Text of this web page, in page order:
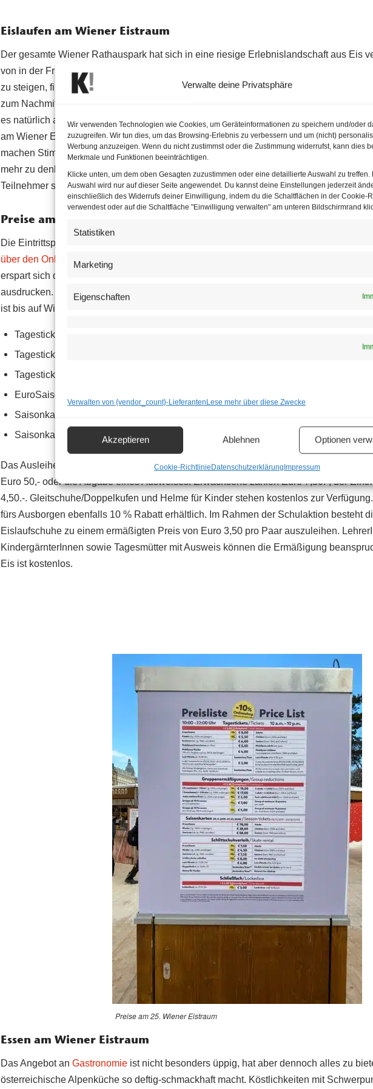
Verwalte deine Privatsphäre
Wir verwenden Technologien wie Cookies, um Geräteinformationen zu speichern und/oder
zuzugreifen. Wir tun dies, um das Browsing-Erlebnis zu verbessern und um (nicht)
Werbung anzuzeigen. Wenn du nicht zustimmst oder die Zustimmung widerrufst, kann dies
Merkmale und Funktionen beeinträchtigen.
Klicke unten, um dem oben Gesagten zuzustimmen oder eine detaillierte Auswahl zu treffen.
Auswahl wird nur auf dieser Seite angewendet. Du kannst deine Einstellungen jederzeit
einschließlich des Widerrufs deiner Einwilligung, indem du die Schaltflächen in der Cookie-
verwendest oder auf die Schaltfläche "Einwilligung verwalten" am unteren Bildschirmrand
Statistiken
Marketing
Eigenschaften
Verwalten von {vendor_count}-LieferantenLese mehr über diese Zwecke
Akzeptieren Ablehnen Optionen
Cookie-RichtlinieDatenschutzerklärungImpressum
Eislaufen am Wiener Eistraum
Der gesamte Wiener Rathauspark hat sich in eine riesige Erlebnislandschaft aus Eis
von in der Früh bis in den späten Abend vielfältige Aktivitäten. Wer Zeit hat am
zu steigen, findet unter der Woche meistens viel Platz vor und kann sportlich durch
zum Nachmittag sind besonders viele Kinder aus Schulen, Horte und Kindergärten
es natürlich aufzupassen gilt. Kaum ist Dunkelheit über die Stadt hereingebrochen,
am Wiener Eistraum. Das Farbenspiel der Scheinwerfer und die klasse Musikauswahl
machen Stimmung am Platz. An schnelles Eislaufen oder Kunstfiguren drehen, ist in
mehr zu denken. Darauf achten auch die vielen Ordner in den gelben Westen, die auf
Teilnehmer schauen.
Preise am Wiener Eistraum
Die Eintrittspreise für den Besuch am Wiener Eistraum sind wie gewohnt gestaffelt.
über den Online-Shop
wird ein Rabatt von 10 % gewährt. Wer mit einem Ticket-Beleg
erspart sich das Anstellen an der Kassa und kann die Eintrittskarte an einem von
ausdrucken. Außerdem gelten Gruppenermäßigungen und Spartarife für Kinder und
ist bis auf Widerruf gültig (ohne Gewähr):
Tagesticket Erwachsene: Euro 8.-
Tagesticket Kinder: Euro 5,50
Tagesticket SeniorInnen: € 6.-
EuroSaisonkarte Erwachsene: Euro 78.-
Saisonkarte Kinder: Euro 38.-
Saisonkarte SeniorInnen: Euro 58.-
Das Ausleihen von Schlittschuhen oder Doppelkufen erfordert dasHinterlegen einer
Euro 50,- oder die Abgabe eines Ausweises. Erwachsene zahlen Euro 7,50.-; der
4,50.-. Gleitschuhe/Doppelkufen und Helme für Kinder stehen kostenlos zur
fürs Ausborgen ebenfalls 10 % Rabatt erhältlich. Im Rahmen der Schulaktion besteht
Eislaufschuhe zu einem ermäßigten Preis von Euro 3,50 pro Paar auszuleihen.
KindergärnterInnen sowie Tagesmütter mit Ausweis können die Ermäßigung
Eis ist kostenlos.
Preise am 25. Wiener Eistraum
Essen am Wiener Eistraum
Das Angebot an Gastronomie ist nicht besonders üppig, hat aber dennoch alles zu
österreichische Alpenküche so deftig-schmackhaft macht. Köstlichkeiten mit